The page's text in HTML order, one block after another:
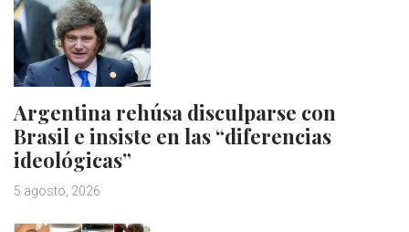
Argentina rehúsa disculparse con
Brasil e insiste en las “diferencias
ideológicas”
5 agosto, 2026